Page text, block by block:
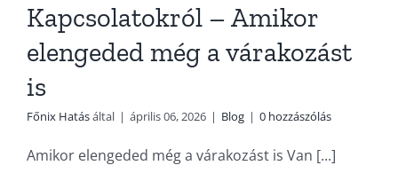
Kapcsolatokról – Amikor
elengeded még a várakozást
is
Főnix Hatásáltal | április 06, 2026 | Blog | 0 hozzászólás
Amikor elengeded még a várakozást is Van [...]